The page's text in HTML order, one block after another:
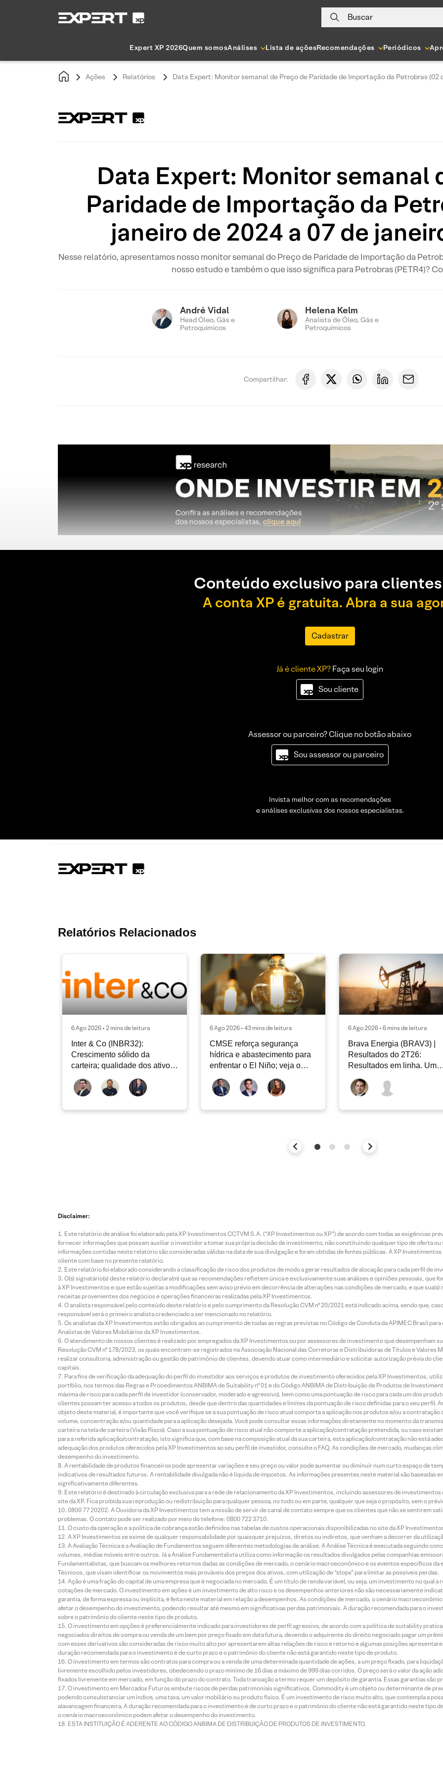
Buscar
Expert XP 2026Quem somosAnálises Lista de açõesRecomendações Periódicos
Ações Relatórios Data Expert: Monitor semanal de Preço de Paridade de Importação da Petrobras (02
Data Expert: Monitor semanal
Paridade de Importação da
janeiro de 2024 a 07 de
Nesse relatório, apresentamos nosso monitor semanal do Preço de Paridade de Importação da
nosso estudo e também o que isso significa para Petrobras (PETR4)?
André Vidal
Head Óleo, Gás e
Petroquímicos
Helena Kelm
Analista de Óleo, Gás e
Petroquímicos
Compartilhar:
Conteúdo exclusivo para
A conta XP é gratuita. Abra a sua
Cadastrar
Já é cliente XP?Faça seu login
Sou cliente
Assessor ou parceiro? Clique no botão abaixo
Sou assessor ou parceiro
Invista melhor com as recomendações
e análises exclusivas dos nossos especialistas.
Relatórios Relacionados
6 Ago 2026 • 2 mins de leitura
Inter & Co (INBR32):
Crescimento sólido da
carteira; qualidade dos ativos
continua sendo o principal
debate
6 Ago 2026 • 43 mins de leitura
CMSE reforça segurança
hídrica e abastecimento para
enfrentar o El Niño; veja o
Radar Energia XP | Agosto
6 Ago 2026 • 6 mins de leitura
Brava Energia (BRAV3) |
Resultados do 2T26:
Resultados em linha. Um
novo capítulo à frente
Disclaimer:
Este relatório de análise foi elaborado pela XP Investimentos CCTVM S.A. (“XP Investimentos ou XP”) de acordo com todas as exigências
fornecer informações que possam auxiliar o investidor a tomar sua própria decisão de investimento, não constituindo qualquer tipo de oferta
informações contidas neste relatório são consideradas válidas na data de sua divulgação e foram obtidas de fontes públicas. A XP
cliente com base no presente relatório.
Este relatório foi elaborado considerando a classificação de risco dos produtos de modo a gerar resultados de alocação para cada perfil de
O(s) signatário(s) deste relatório declara(m) que as recomendações refletem única e exclusivamente suas análises e opiniões pessoais, que
à XP Investimentos e que estão sujeitas a modificações sem aviso prévio em decorrência de alterações nas condições de mercado, e que
receitas provenientes dos negócios e operações financeiras realizadas pela XP Investimentos.
O analista responsável pelo conteúdo deste relatório e pelo cumprimento da Resolução CVM nº 20/2021 está indicado acima, sendo que,
responsável será o primeiro analista credenciado a ser mencionado no relatório.
Os analistas da XP Investimentos estão obrigados ao cumprimento de todas as regras previstas no Código de Conduta da APIMEC Brasil
Analistas de Valores Mobiliários da XP Investimentos.
O atendimento de nossos clientes é realizado por empregados da XP Investimentos ou por assessores de investimento que desempenham
Resolução CVM nº 178/2023, os quais encontram-se registrados na Associação Nacional das Corretoras e Distribuidoras de Títulos e Valores
realizar consultoria, administração ou gestão de patrimônio de clientes, devendo atuar como intermediário e solicitar autorização prévia do
capitais.
Para fins de verificação da adequação do perfil do investidor aos serviços e produtos de investimento oferecidos pela XP Investimentos,
portfólio, nos termos das Regras e Procedimentos ANBIMA de Suitability nº 01 e do Código ANBIMA de Distribuição de Produtos de
máxima de risco para cada perfil de investidor (conservador, moderado e agressivo), bem como uma pontuação de risco para cada um dos
clientes possam ter acesso a todos os produtos, desde que dentro das quantidades e limites da pontuação de risco definidas para o seu perfil.
objeto deste material, é importante que você verifique se a sua pontuação de risco atual comporta a aplicação nos produtos e/ou a contratação
volume, concentração e/ou quantidade para a aplicação desejada. Você pode consultar essas informações diretamente no momento da
carteira na tela de carteira (Visão Risco). Caso a sua pontuação de risco atual não comporte a aplicação/contratação pretendida, ou caso
para a referida aplicação/contratação, isto significa que, com base na composição atual da sua carteira, esta aplicação/contratação não está
adequação dos produtos oferecidos pela XP Investimentos ao seu perfil de investidor, consulte o FAQ. As condições de mercado, mudanças
desempenho do investimento.
A rentabilidade de produtos financeiros pode apresentar variações e seu preço ou valor pode aumentar ou diminuir num curto espaço de
indicativos de resultados futuros. A rentabilidade divulgada não é líquida de impostos. As informações presentes neste material são baseadas
significativamente diferentes.
Este relatório é destinado à circulação exclusiva para a rede de relacionamento da XP Investimentos, incluindo assessores de investimentos
site da XP. Fica proibida sua reprodução ou redistribuição para qualquer pessoa, no todo ou em parte, qualquer que seja o propósito, sem o
0800 77 20202. A Ouvidoria da XP Investimentos tem a missão de servir de canal de contato sempre que os clientes que não se sentirem
problemas. O contato pode ser realizado por meio do telefone: 0800 722 3710.
O custo da operação e a política de cobrança estão definidos nas tabelas de custos operacionais disponibilizadas no site da XP
A XP Investimentos se exime de qualquer responsabilidade por quaisquer prejuízos, diretos ou indiretos, que venham a decorrer da
A Avaliação Técnica e a Avaliação de Fundamentos seguem diferentes metodologias de análise. A Análise Técnica é executada seguindo
volumes, médias móveis entre outros. Já a Análise Fundamentalista utiliza como informação os resultados divulgados pelas companhias
Fundamentalistas, que buscam os melhores retornos dadas as condições de mercado, o cenário macroeconômico e os eventos específicos
Técnicos, que visam identificar os movimentos mais prováveis dos preços dos ativos, com utilização de “stops” para limitar as possíveis perdas.
Ação é uma fração do capital de uma empresa que é negociada no mercado. É um título de renda variável, ou seja, um investimento no qual
cotações de mercado. O investimento em ações é um investimento de alto risco e os desempenhos anteriores não são necessariamente
garantia, de forma expressa ou implícita, é feita neste material em relação a desempenhos. As condições de mercado, o cenário
afetar o desempenho do investimento, podendo resultar até mesmo em significativas perdas patrimoniais. A duração recomendada para o
sobre o patrimônio do cliente neste tipo de produto.
O investimento em opções é preferencialmente indicado para investidores de perfil agressivo, de acordo com a política de suitability
negociados direitos de compra ou venda de um bem por preço fixado em data futura, devendo o adquirente do direito negociado pagar um
com esses derivativos são consideradas de risco muito alto por apresentarem altas relações de risco e retorno e algumas posições
duração recomendada para o investimento é de curto prazo e o patrimônio do cliente não está garantido neste tipo de produto.
O investimento em termos são contratos para compra ou a venda de uma determinada quantidade de ações, a um preço fixado, para
livremente escolhido pelos investidores, obedecendo o prazo mínimo de 16 dias e máximo de 999 dias corridos. O preço será o valor da ação
fixados livremente em mercado, em função do prazo do contrato. Toda transação a termo requer um depósito de garantia. Essas garantias são
O investimento em Mercados Futuros embute riscos de perdas patrimoniais significativos. Commodity é um objeto ou determinante de
podendo consubstanciar um índice, uma taxa, um valor mobiliário ou produto físico. É um investimento de risco muito alto, que contempla a
alavancagem financeira. A duração recomendada para o investimento é de curto prazo e o patrimônio do cliente não está garantido neste tipo
o cenário macroeconômico podem afetar o desempenho do investimento.
ESTA INSTITUIÇÃO É ADERENTE AO CÓDIGO ANBIMA DE DISTRIBUIÇÃO DE PRODUTOS DE INVESTIMENTO.